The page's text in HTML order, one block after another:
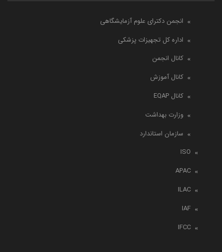
انجمن دکترای علوم آزمایشگاهی
اداره کل تجهیزات پزشکی
کانال انجمن
کانال آموزش
کانال EQAP
وزارت بهداشت
سازمان استاندارد
ISO
APAC
ILAC
IAF
IFCC